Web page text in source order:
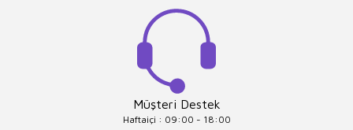
Müşteri Destek
Haftaiçi : 09:00 - 18:00